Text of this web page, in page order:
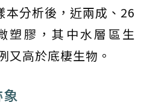
分析後，近兩成、26
塑膠，其中水層區生
又高於底棲生物。